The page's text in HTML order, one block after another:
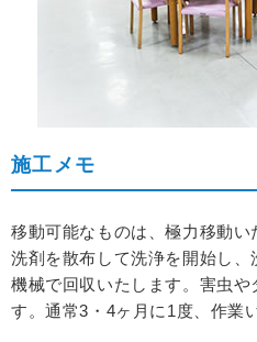
施工メモ
移動可能なものは、極力移動い
洗剤を散布して洗浄を開始し
機械で回収いたします。 害虫や
す。通常3・4ヶ月に1度、作業